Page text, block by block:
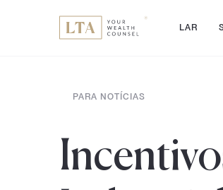
LAR
PARA NOTÍCIAS